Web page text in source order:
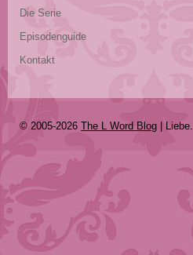
Die Serie
Episodenguide
Kontakt
© 2005-2026 The L Word Blog |